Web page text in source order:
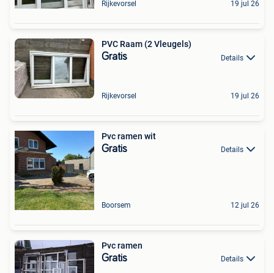
Rijkevorsel 19 jul 26
PVC Raam (2 Vleugels)
Gratis Details
Rijkevorsel 19 jul 26
Pvc ramen wit
Gratis Details
Boorsem 12 jul 26
Pvc ramen
Gratis Details